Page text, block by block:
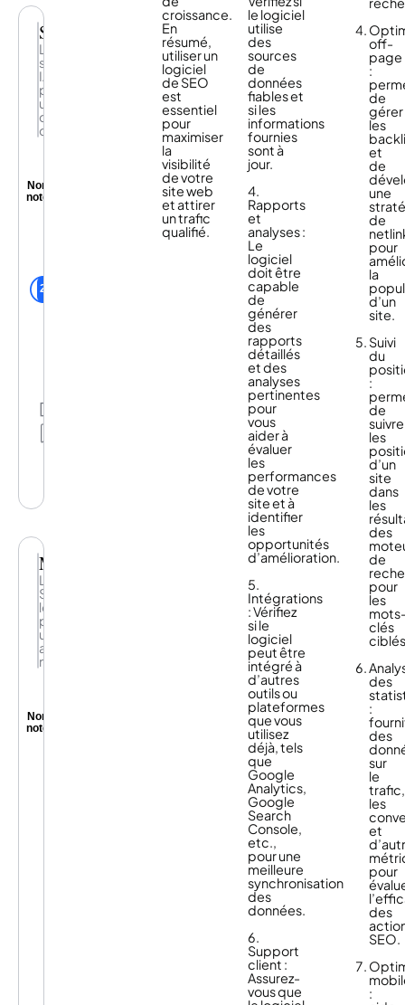
utiles
à
chaque
interaction
en
ligne
:
référencement,
gestion
de
locator,
pages
Semji
La
solution
IA
pour
un
contenu
d’excellence
Non
noté
Intelligence
Hub,
Content
éclairées
grâce
contenu
impact
et
mesurez
votre
succès
avec
précision.
2
Majestic
L'outil
SEO
le
plus
utilisé
au
monde
Non
noté
croissance.
En
résumé,
utiliser un
logiciel
de SEO
est
essentiel
pour
maximiser
la
visibilité
de votre
site web
et attirer
un trafic
qualifié.
le logiciel
utilise
des
sources
de
données
fiables et
si les
informations
fournies
sont à
jour.
4.
Rapports
et
analyses :
Le
logiciel
doit être
capable
de
générer
des
rapports
détaillés
et des
analyses
pertinentes
pour
vous
aider à
évaluer
les
performances
de votre
site et à
identifier
les
opportunités
d’amélioration.
5.
Intégrations
: Vérifiez
si le
logiciel
peut être
intégré à
d’autres
outils ou
plateformes
que vous
utilisez
déjà, tels
que
Google
Analytics,
Google
Search
Console,
etc.,
pour une
meilleure
synchronisation
des
données.
6.
Support
client :
Assurez-
vous que
off-
page
:
de
gérer
les
et
de
une
de
pour
la
d’un
site.
Suivi
du
:
de
suivre
les
d’un
site
dans
les
des
de
pour
les
clés
des
:
des
sur
le
trafic,
les
et
pour
des
SEO.
: